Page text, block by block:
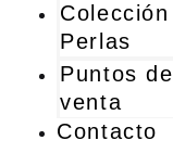
Colección
Perlas
Puntos de
venta
Contacto